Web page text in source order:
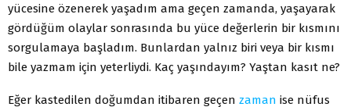
yücesine özenerek yaşadım ama geçen zamanda, yaşayarak
gördüğüm olaylar sonrasında bu yüce değerlerin bir kısmını
sorgulamaya başladım. Bunlardan yalnız biri veya bir kısmı
bile yazmam için yeterliydi. Kaç yaşındayım? Yaştan kasıt ne?
Eğer kastedilen doğumdan itibaren geçen zaman ise nüfus